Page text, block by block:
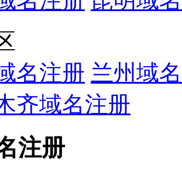
名注册 兰州域
齐域名注册
注册